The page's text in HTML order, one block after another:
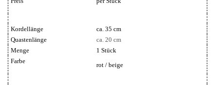
Kordellänge
ca. 35 cm
Quastenlänge
ca. 20 cm
Menge
1 Stück
Farbe
rot / beige